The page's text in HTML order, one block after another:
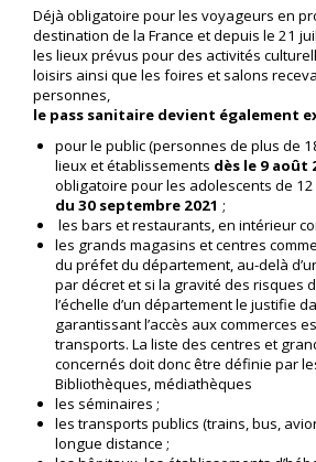
Déjà obligatoire pour les voyageurs en
destination de la France et depuis le 21
les lieux prévus pour des activités
loisirs ainsi que les foires et salons
personnes,
le pass sanitaire devient également
pour le public (personnes de plus de
lieux et établissements dès le 9 août
obligatoire pour les adolescents de 12
du 30 septembre 2021 ;
les bars et restaurants, en intérieur
les grands magasins et centres
du préfet du département, au-delà
par décret et si la gravité des risques
l’échelle d’un département le justifie
garantissant l’accès aux commerces
transports. La liste des centres et
concernés doit donc être définie par
Bibliothèques, médiathèques
les séminaires ;
les transports publics (trains, bus,
longue distance ;